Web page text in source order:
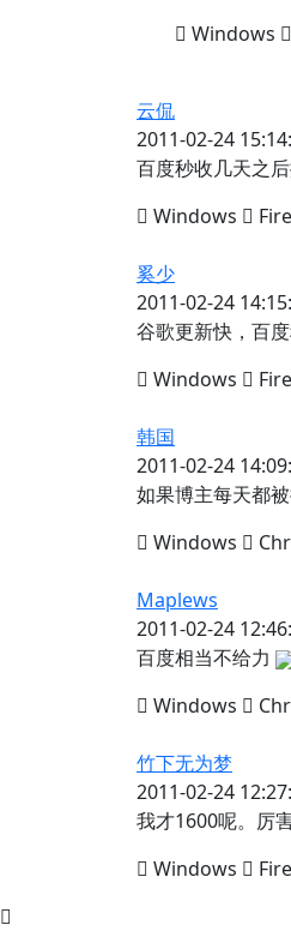
Windows
云侃
2011-02-24
百度秒收几天之
Windows
奚少
2011-02-24
谷歌更新快，百
Windows
韩国
2011-02-24
如果博主每天都
Windows
Maplews
2011-02-24
百度相当不给力
Windows
竹下无为梦
2011-02-24
我才1600呢。厉
Windows